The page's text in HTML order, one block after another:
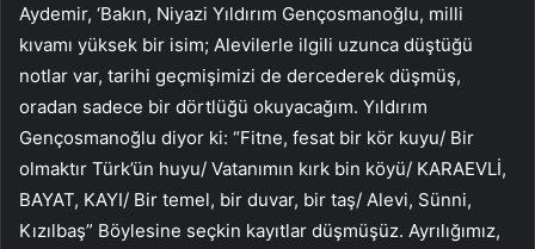
Aydemir, ‘Bakın, Niyazi Yıldırım Gençosmanoğlu, milli
kıvamı yüksek bir isim; Alevilerle ilgili uzunca düştüğü
notlar var, tarihi geçmişimizi de dercederek düşmüş,
oradan sadece bir dörtlüğü okuyacağım. Yıldırım
Gençosmanoğlu diyor ki: “Fitne, fesat bir kör kuyu/ Bir
olmaktır Türk’ün huyu/ Vatanımın kırk bin köyü/ KARAEVLİ,
BAYAT, KAYI/ Bir temel, bir duvar, bir taş/ Alevi, Sünni,
Kızılbaş” Böylesine seçkin kayıtlar düşmüşüz. Ayrılığımız,